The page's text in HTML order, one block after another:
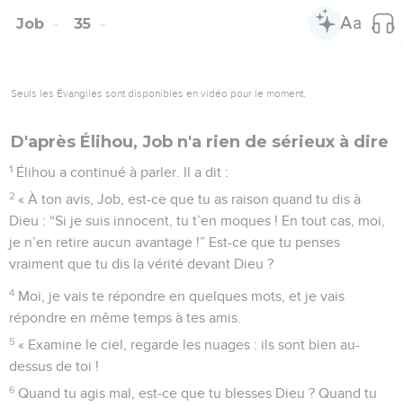
Job 35
Seuls les Évangiles sont disponibles en vidéo pour le moment.
D'après Élihou, Job n'a rien de sérieux à dire
1 Élihou a continué à parler. Il a dit :
2 « À ton avis, Job, est-ce que tu as raison quand tu dis à
Dieu : “Si je suis innocent, tu t’en moques ! En tout cas, moi,
je n’en retire aucun avantage !” Est-ce que tu penses
vraiment que tu dis la vérité devant Dieu ?
4 Moi, je vais te répondre en quelques mots, et je vais
répondre en même temps à tes amis.
5 « Examine le ciel, regarde les nuages : ils sont bien au-
dessus de toi !
6 Quand tu agis mal, est-ce que tu blesses Dieu ? Quand tu